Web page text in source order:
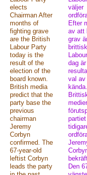
elects
Chairman After
months of
fighting grave
are the British
Labour Party
today is the
result of the
election of the
board known.
British media
predict that the
party base the
previous
chairman
Jeremy
Corbyn
confirmed. The
67-year-old
leftist Corbyn
leads the party
väljer
Efter
av att
grav
dag är
val av
kända.
medier
Den